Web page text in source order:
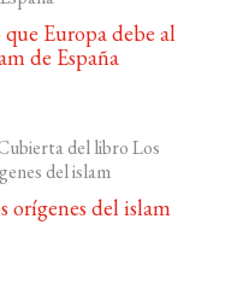
que Europa debe al
de España
orígenes del islam